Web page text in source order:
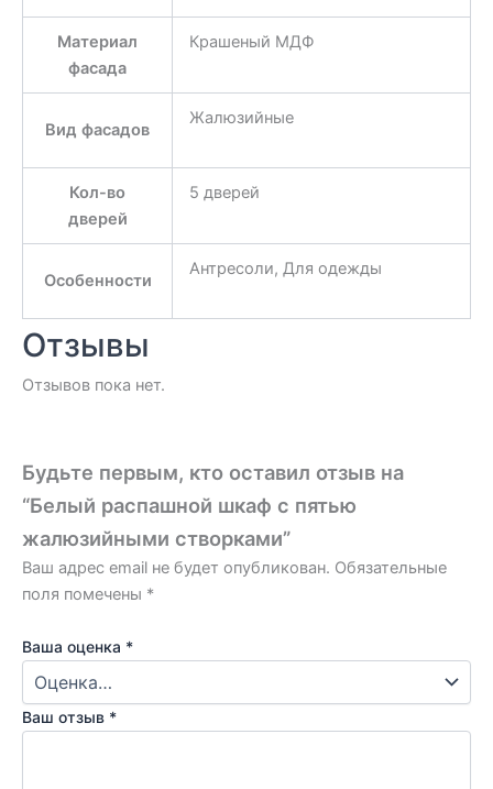
Материал
фасада
Крашеный МДФ
Вид фасадов
Жалюзийные
Кол-во
дверей
5 дверей
Особенности
Антресоли, Для одежды
Отзывы
Отзывов пока нет.
Будьте первым, кто оставил отзыв на
“Белый распашной шкаф с пятью
жалюзийными створками”
Ваш адрес email не будет опубликован. Обязательные
поля помечены *
Ваша оценка *
Ваш отзыв *